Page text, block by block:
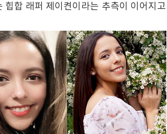
임공간을 운영하고 있다고 알려졌다. 연
합 래퍼 제이켠이라는 추측이 이어지고
를 받고 있다. 제이켠(J'Kyun) 나이는
로 올해 35세가 되었으며 본명 이름은
1세대 힙합 MC로 제이켠은 예명 정견의
새로운 예명 이름으로 제이켠(J'Kyun)
쇼미더머니8 나이 국적 집안 이름 본명
는 179cm 몸무..